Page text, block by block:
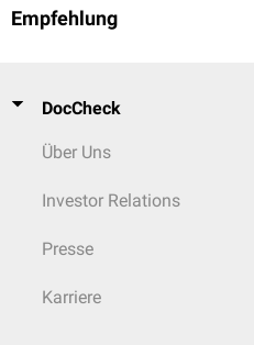
Empfehlung
DocCheck
Über Uns
Investor Relations
Presse
Karriere